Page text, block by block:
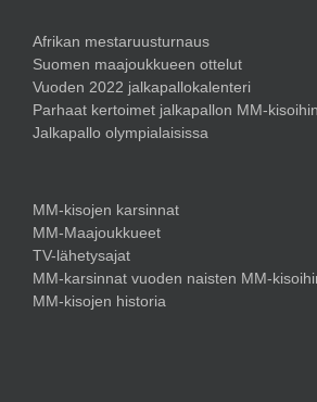
Afrikan mestaruusturnaus
Suomen maajoukkueen ottelut
Vuoden 2022 jalkapallokalenteri
Parhaat kertoimet jalkapallon MM-kisoihin
Jalkapallo olympialaisissa
MM-kisojen karsinnat
MM-Maajoukkueet
TV-lähetysajat
MM-karsinnat vuoden naisten MM-
MM-kisojen historia